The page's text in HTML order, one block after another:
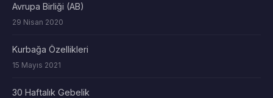
Avrupa Birliği (AB)
29 Nisan 2020
Kurbağa Özellikleri
15 Mayıs 2021
30 Haftalık Gebelik